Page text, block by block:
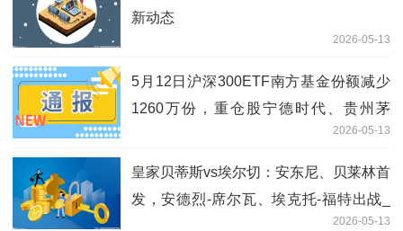
新动态
2026-05-13
5月12日沪深300ETF南方基金份额减少
1260万份，重仓股宁德时代、贵州茅
2026-05-13
皇家贝蒂斯vs埃尔切：安东尼、贝莱林首
发，安德烈-席尔瓦、埃克托-福特出战_
2026-05-13